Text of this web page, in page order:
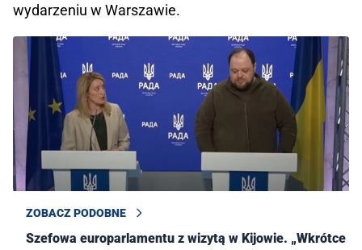
wydarzeniu w Warszawie.
ZOBACZ PODOBNE
Szefowa europarlamentu z wizytą w Kijowie. „Wkrótce